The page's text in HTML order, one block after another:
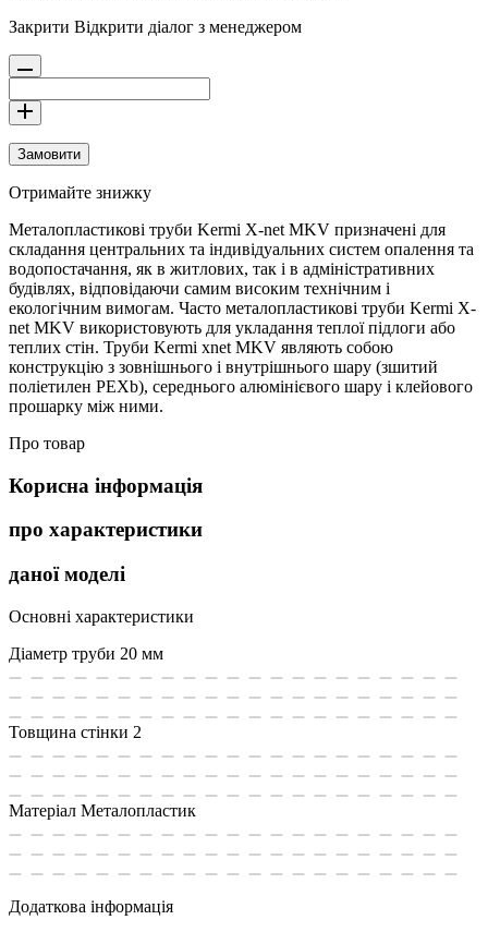
Закрити Відкрити діалог з менеджером
Замовити
Отримайте знижку
Металопластикові труби Kermi Х-net MKV призначені для
складання центральних та індивідуальних систем опалення та
водопостачання, як в житлових, так і в адміністративних
будівлях, відповідаючи самим високим технічним і
екологічним вимогам. Часто металопластикові труби Kermi Х-
net MKV використовують для укладання теплої підлоги або
теплих стін. Труби Kermi xnet MKV являють собою
конструкцію з зовнішнього і внутрішнього шару (зшитий
поліетилен PEXb), середнього алюмінієвого шару і клейового
прошарку між ними.
Про товар
Корисна інформація
про характеристики
даної моделі
Основні характеристики
Діаметр труби 20 мм
Товщина стінки 2
Матеріал Металопластик
Додаткова інформація